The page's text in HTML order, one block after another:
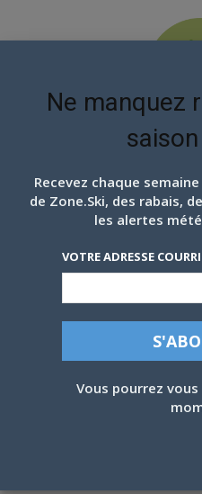
EN
SKI FREESTYLE:
FILLES?
Texte et photos Christian Dumas
Ne manquez
Recevez chaque
de Zone.Ski, des rabais,
les alertes
VOTRE ADRESSE
Vous pourrez